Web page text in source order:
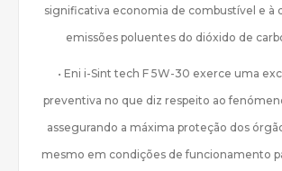
significativa economia de combustível e à
emissões poluentes do dióxido de
• Eni i-Sint tech F 5W-30 exerce uma
preventiva no que diz respeito ao
assegurando a máxima proteção dos
mesmo em condições de funcionamento